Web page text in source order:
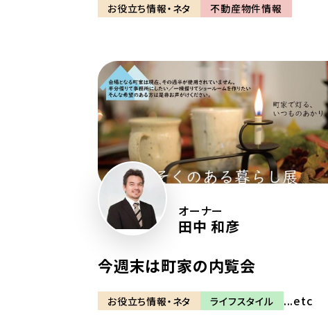
お役立ち情報・ネタ 不動産物件情報
オーナー
田中 和彦
今週末は町家の内覧会
お役立ち情報・ネタ ライフスタイル ...etc